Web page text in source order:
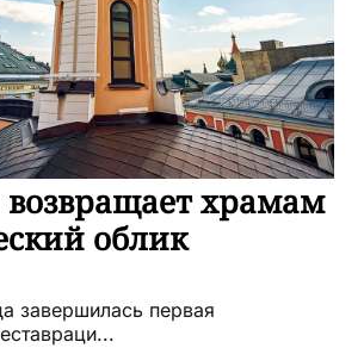
храмам
облик
завершилась первая